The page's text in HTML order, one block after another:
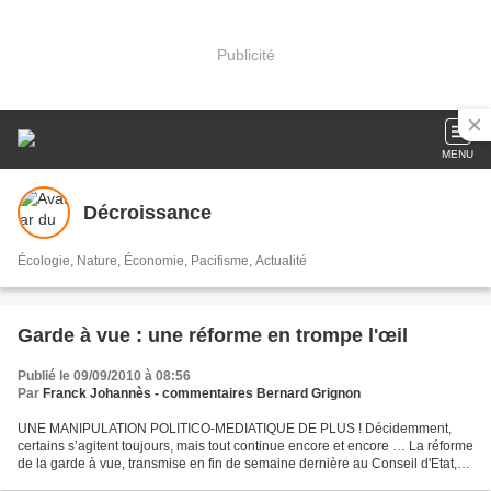
Publicité
MENU
Décroissance
Écologie, Nature, Économie, Pacifisme, Actualité
Garde à vue : une réforme en trompe l'œil
Publié le 09/09/2010 à 08:56
Par Franck Johannès - commentaires Bernard Grignon
UNE MANIPULATION POLITICO-MEDIATIQUE DE PLUS ! Décidemment,
certains s’agitent toujours, mais tout continue encore et encore … La réforme
de la garde à vue, transmise en fin de semaine dernière au Conseil d'Etat,